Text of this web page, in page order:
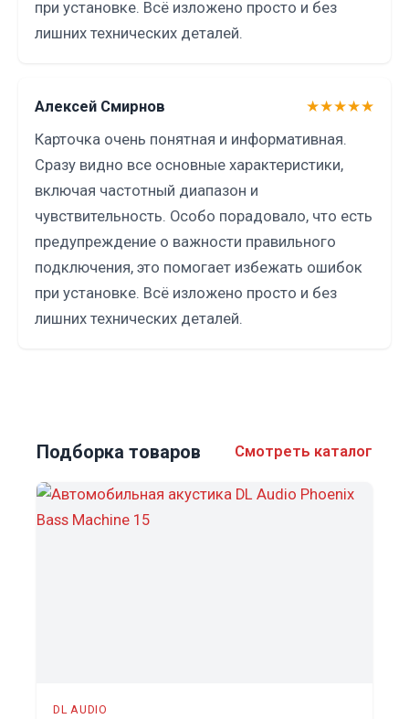
при установке. Всё изложено просто и без
лишних технических деталей.
Алексей Смирнов
★★★★★
Карточка очень понятная и информативная.
Сразу видно все основные характеристики,
включая частотный диапазон и
чувствительность. Особо порадовало, что есть
предупреждение о важности правильного
подключения, это помогает избежать ошибок
при установке. Всё изложено просто и без
лишних технических деталей.
Подборка товаров Смотреть каталог
DL AUDIO